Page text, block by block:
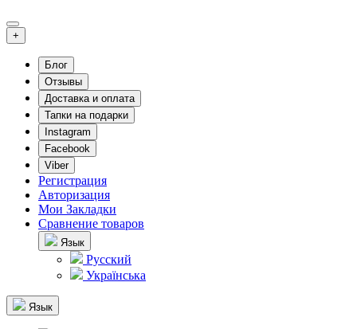
+
Блог
Отзывы
Доставка и оплата
Тапки на подарки
Instagram
Facebook
Viber
Регистрация
Авторизация
Мои Закладки
Сравнение товаров
Язык
Русский
Українська
Язык